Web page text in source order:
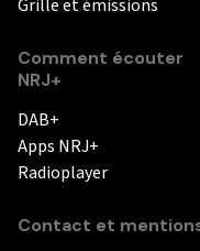
Grille et émissions
Comment écouter
NRJ+
DAB+
Apps NRJ+
Radioplayer
Contact et